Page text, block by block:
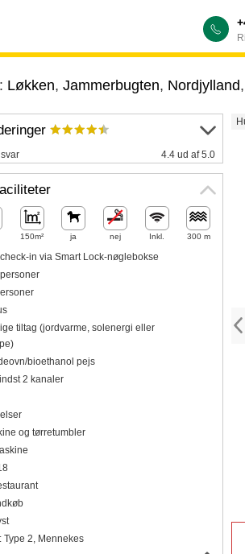
Løkken, Jammerbugten, Nordjylland,
4.4 ud af 5.0
150m² ja nej Inkl. 300 m
in via Smart Lock-nøglebokse
tiltag (jordvarme, solenergi eller
bioethanol pejs
2 kanaler
og tørretumbler
Type 2, Mennekes